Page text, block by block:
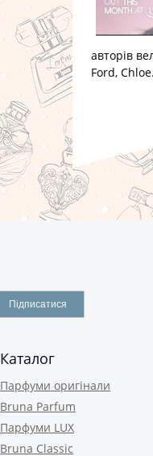
авторів
Ford, Chloe.
Підписатися
Каталог
Парфуми оригінали
Bruna Parfum
Парфуми LUX
Bruna Classic